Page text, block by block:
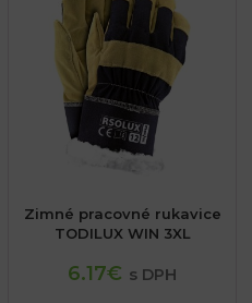
Zimné pracovné rukavice
TODILUX WIN 3XL
6.17€ s DPH